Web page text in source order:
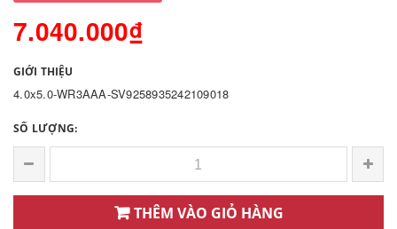
7.040.000₫
GIỚI THIỆU
4.0x5.0-WR3AAA-SV9258935242109018
SỐ LƯỢNG:
THÊM VÀO GIỎ HÀNG